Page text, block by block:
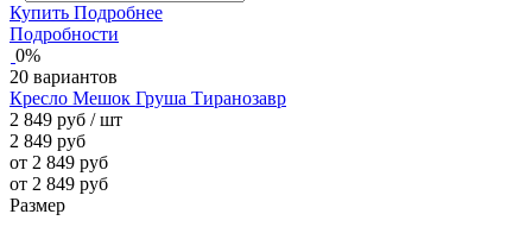
Купить Подробнее
Подробности
0%
20 вариантов
Кресло Мешок Груша Тиранозавр
2 849 руб / шт
2 849 руб
от 2 849 руб
от 2 849 руб
Размер